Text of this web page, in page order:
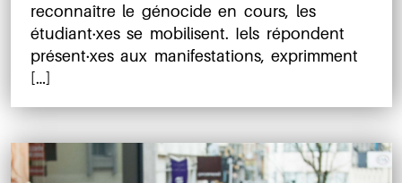
reconnaître le génocide en cours, les
étudiant·xes se mobilisent. Iels répondent
présent·xes aux manifestations, exprimment
[…]